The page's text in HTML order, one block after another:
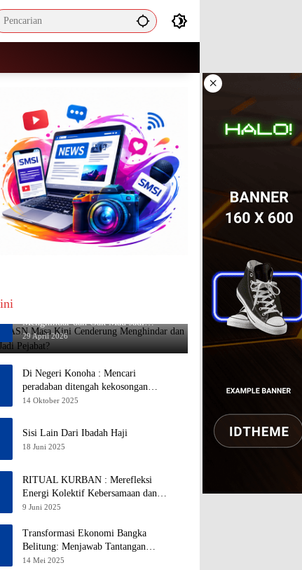
×
Menghindar dan Gak Mau Jadi
Pejabat?
29 April 2026
Di Negeri Konoha : Mencari
peradaban ditengah kekosongan
pendidikan
14 Oktober 2025
Sisi Lain Dari Ibadah Haji
18 Juni 2025
RITUAL KURBAN : Merefleksi
Energi Kolektif Kebersamaan dan
Mengeliminasi Sifat Kebinatangan
9 Juni 2025
Transformasi Ekonomi Bangka
Belitung: Menjawab Tantangan
Melalui Pengelolaan Sumber Daya
14 Mei 2025